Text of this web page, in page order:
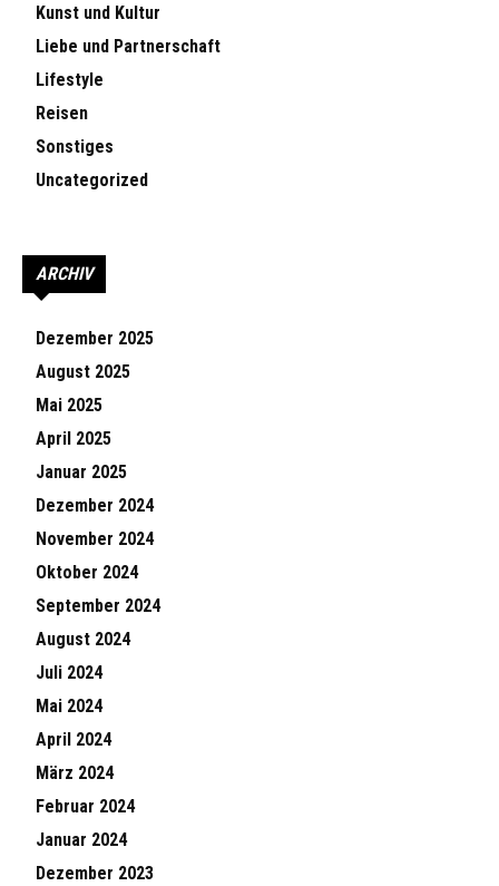
Kunst und Kultur
Liebe und Partnerschaft
Lifestyle
Reisen
Sonstiges
Uncategorized
ARCHIV
Dezember 2025
August 2025
Mai 2025
April 2025
Januar 2025
Dezember 2024
November 2024
Oktober 2024
September 2024
August 2024
Juli 2024
Mai 2024
April 2024
März 2024
Februar 2024
Januar 2024
Dezember 2023